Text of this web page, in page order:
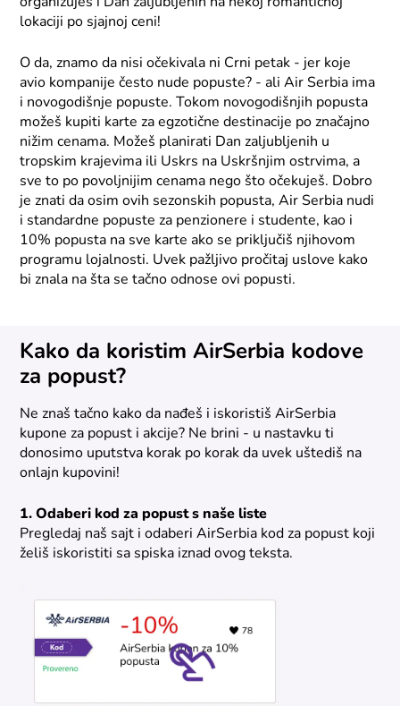
organizuješ i Dan zaljubljenih na nekoj romantičnoj
lokaciji po sjajnoj ceni!
O da, znamo da nisi očekivala ni Crni petak - jer koje
avio kompanije često nude popuste? - ali Air Serbia ima
i novogodišnje popuste. Tokom novogodišnjih popusta
možeš kupiti karte za egzotične destinacije po značajno
nižim cenama. Možeš planirati Dan zaljubljenih u
tropskim krajevima ili Uskrs na Uskršnjim ostrvima, a
sve to po povoljnijim cenama nego što očekuješ. Dobro
je znati da osim ovih sezonskih popusta, Air Serbia nudi
i standardne popuste za penzionere i studente, kao i
10% popusta na sve karte ako se priključiš njihovom
programu lojalnosti. Uvek pažljivo pročitaj uslove kako
bi znala na šta se tačno odnose ovi popusti.
Kako da koristim AirSerbia kodove
za popust?
Ne znaš tačno kako da nađeš i iskoristiš AirSerbia
kupone za popust i akcije? Ne brini - u nastavku ti
donosimo uputstva korak po korak da uvek uštediš na
onlajn kupovini!
1. Odaberi kod za popust s naše liste
Pregledaj naš sajt i odaberi AirSerbia kod za popust koji
želiš iskoristiti sa spiska iznad ovog teksta.